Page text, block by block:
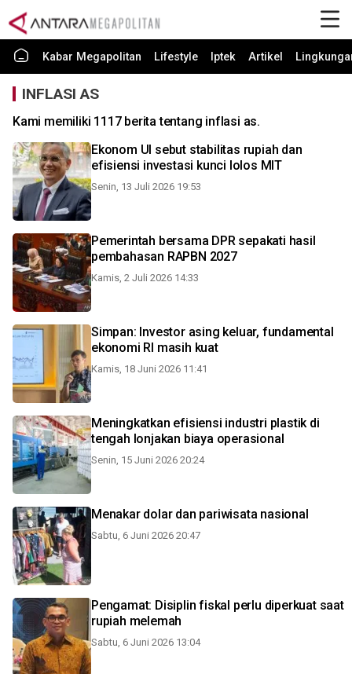
Kabar Megapolitan Lifestyle Iptek Artikel
INFLASI AS
Kami memiliki 1117 berita tentang inflasi as.
Ekonom UI sebut stabilitas rupiah dan
efisiensi investasi kunci lolos MIT
Senin, 13 Juli 2026 19:53
Pemerintah bersama DPR sepakati hasil
pembahasan RAPBN 2027
Kamis, 2 Juli 2026 14:33
Simpan: Investor asing keluar, fundamental
ekonomi RI masih kuat
Kamis, 18 Juni 2026 11:41
Meningkatkan efisiensi industri plastik di
tengah lonjakan biaya operasional
Senin, 15 Juni 2026 20:24
Menakar dolar dan pariwisata nasional
Sabtu, 6 Juni 2026 20:47
Pengamat: Disiplin fiskal perlu diperkuat saat
rupiah melemah
Sabtu, 6 Juni 2026 13:04